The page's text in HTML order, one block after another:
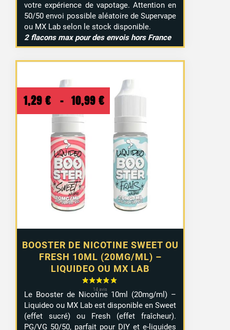
23 avis
votre expérience de vapotage. Attention en
50/50 envoi possible aléatoire de Supervape
ou MX Lab selon le stock disponible.
2 flacons max pour des envois hors France
BOOSTER DE NICOTINE SWEET OU
FRESH 10ML (20MG/ML) –
LIQUIDEO OU MX LAB
1,29 € – 10,99 €
Plage
de
prix :
1,29 €
10,99 €
Le Booster de Nicotine 10ml (20mg/ml) –
Liquideo ou MX Lab est disponible en Sweet
(effet sucré) ou Fresh (effet fraîcheur).
PG/VG 50/50, parfait pour DIY et e-liquides